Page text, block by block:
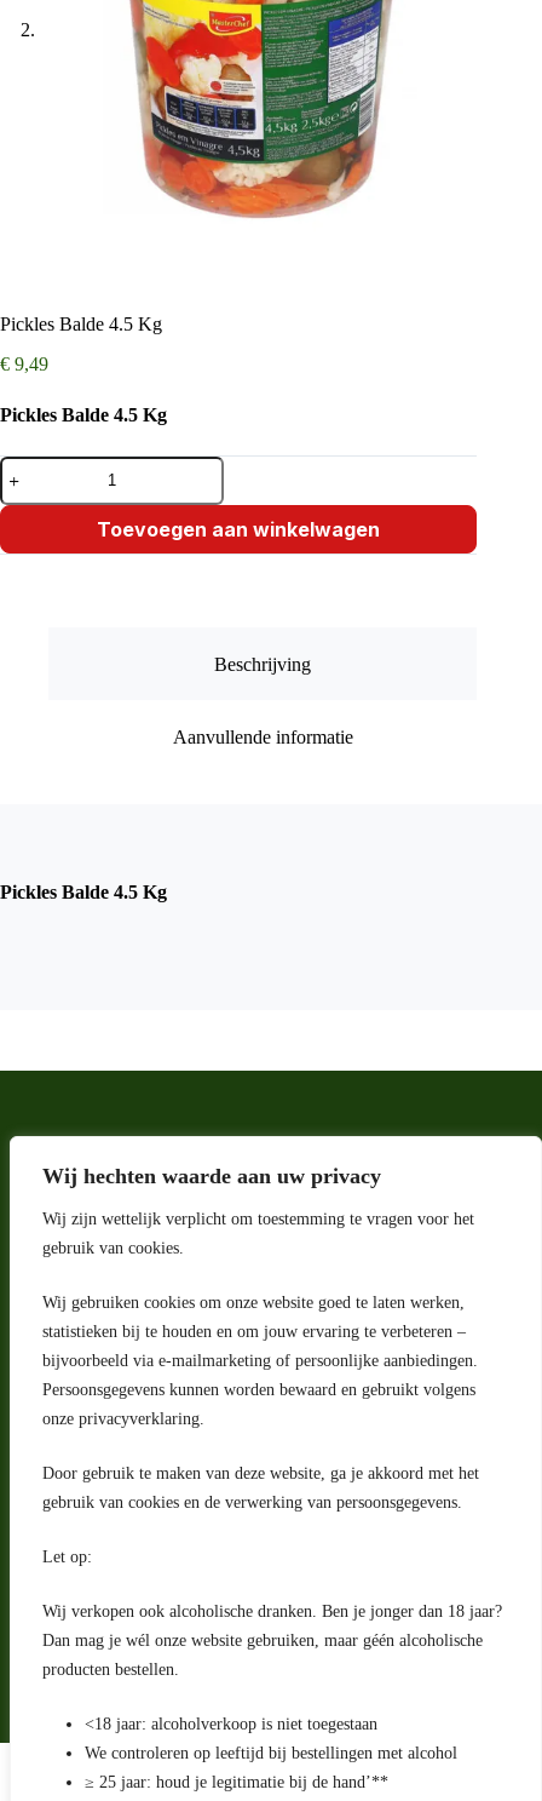
Wij hechten waarde aan uw privacy
Wij zijn wettelijk verplicht om toestemming te vragen voor het
gebruik van cookies.
Wij gebruiken cookies om onze website goed te laten werken,
statistieken bij te houden en om jouw ervaring te verbeteren –
bijvoorbeeld via e-mailmarketing of persoonlijke aanbiedingen.
Persoonsgegevens kunnen worden bewaard en gebruikt volgens
onze privacyverklaring.
Door gebruik te maken van deze website, ga je akkoord met het
gebruik van cookies en de verwerking van persoonsgegevens.
Let op:
Wij verkopen ook alcoholische dranken. Ben je jonger dan 18 jaar?
Dan mag je wél onze website gebruiken, maar géén alcoholische
producten bestellen.
<18 jaar: alcoholverkoop is niet toegestaan
We controleren op leeftijd bij bestellingen met alcohol
≥ 25 jaar: houd je legitimatie bij de hand’**
Pickles Balde 4.5 Kg
€ 9,49
Pickles Balde 4.5 Kg
Pickles
Balde
4.5
aantal
Toevoegen aan winkelwagen
Beschrijving
Aanvullende informatie
Pickles Balde 4.5 Kg
Adres
Riga 4 E
2993 LW Barendrecht
Nederland
Contact
klantenservice@portugeseproducten.nl
Facebook
Herroepingsrecht
Bij bezorging van alcoholhoudende dranken voert de bezorger
Algemene voorwaarden